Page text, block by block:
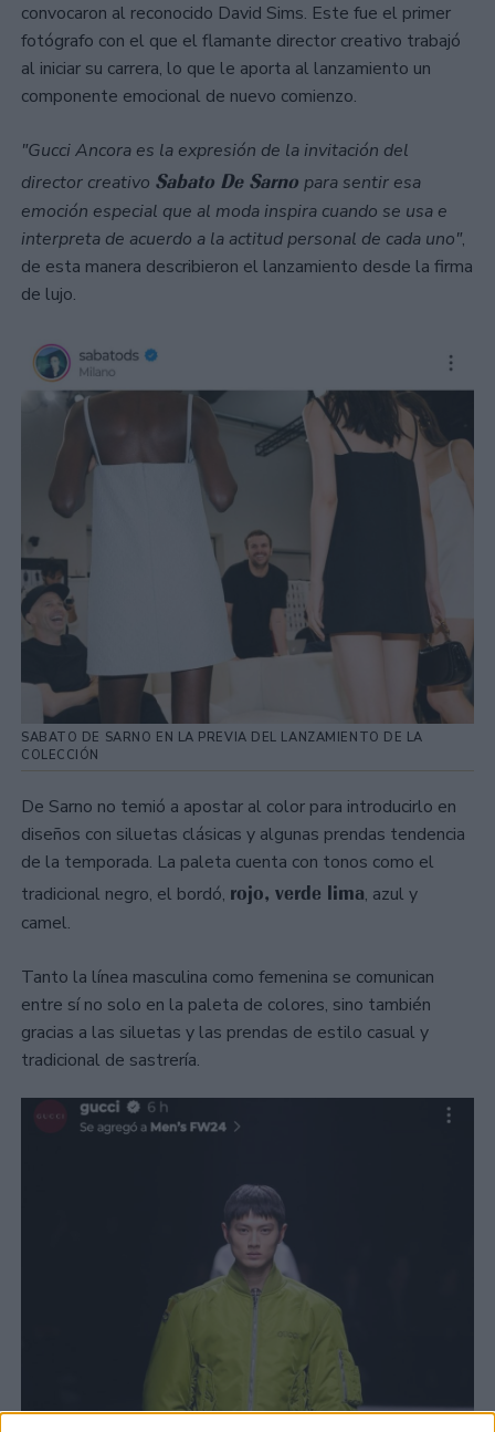
convocaron al reconocido David Sims. Este fue el primer
fotógrafo con el que el flamante director creativo trabajó
al iniciar su carrera, lo que le aporta al lanzamiento un
componente emocional de nuevo comienzo.
"Gucci Ancora es la expresión de la invitación del
director creativo Sabato De Sarno para sentir esa
emoción especial que al moda inspira cuando se usa e
interpreta de acuerdo a la actitud personal de cada uno",
de esta manera describieron el lanzamiento desde la firma
de lujo.
SABATO DE SARNO EN LA PREVIA DEL LANZAMIENTO DE LA
COLECCIÓN
De Sarno no temió a apostar al color para introducirlo en
diseños con siluetas clásicas y algunas prendas tendencia
de la temporada. La paleta cuenta con tonos como el
tradicional negro, el bordó, rojo, verde lima, azul y
camel.
Tanto la línea masculina como femenina se comunican
entre sí no solo en la paleta de colores, sino también
gracias a las siluetas y las prendas de estilo casual y
tradicional de sastrería.